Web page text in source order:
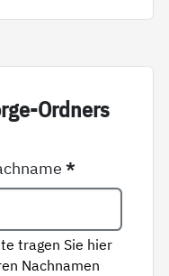
Ord­ners
*
tragen Sie hier
Nachnamen